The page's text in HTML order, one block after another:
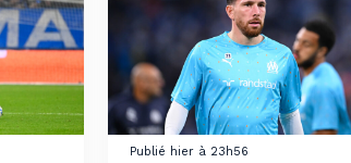
Publié hier à 23h56